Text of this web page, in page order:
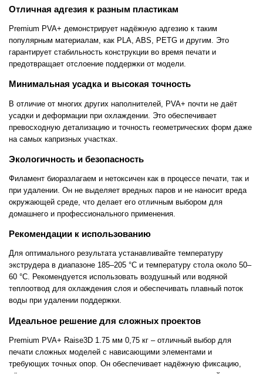
Отличная адгезия к разным пластикам
Premium PVA+ демонстрирует надёжную адгезию к таким
популярным материалам, как PLA, ABS, PETG и другим. Это
гарантирует стабильность конструкции во время печати и
предотвращает отслоение поддержки от модели.
Минимальная усадка и высокая точность
В отличие от многих других наполнителей, PVA+ почти не даёт
усадки и деформации при охлаждении. Это обеспечивает
превосходную детализацию и точность геометрических форм даже
на самых капризных участках.
Экологичность и безопасность
Филамент биоразлагаем и нетоксичен как в процессе печати, так и
при удалении. Он не выделяет вредных паров и не наносит вреда
окружающей среде, что делает его отличным выбором для
домашнего и профессионального применения.
Рекомендации к использованию
Для оптимального результата устанавливайте температуру
экструдера в диапазоне 185–205 °C и температуру стола около 50–
60 °C. Рекомендуется использовать воздушный или водяной
теплоотвод для охлаждения слоя и обеспечивать плавный поток
воды при удалении поддержки.
Идеальное решение для сложных проектов
Premium PVA+ Raise3D 1.75 мм 0,75 кг – отличный выбор для
печати сложных моделей с нависающими элементами и
требующих точных опор. Он обеспечивает надёжную фиксацию,